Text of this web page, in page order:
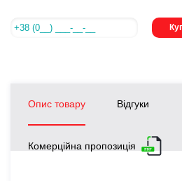
Опис товару Відгуки
Комерційна пропозиція